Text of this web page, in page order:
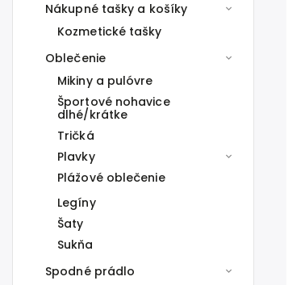
Nákupné tašky a košíky
Kozmetické tašky
Oblečenie
Mikiny a pulóvre
Športové nohavice
dlhé/krátke
Tričká
Plavky
Plážové oblečenie
Legíny
Šaty
Sukňa
Spodné prádlo